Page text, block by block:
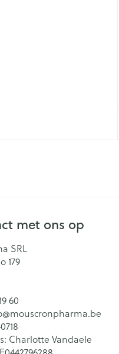
met ons op
SRL
179
60
mouscronpharma.be
Charlotte Vandaele